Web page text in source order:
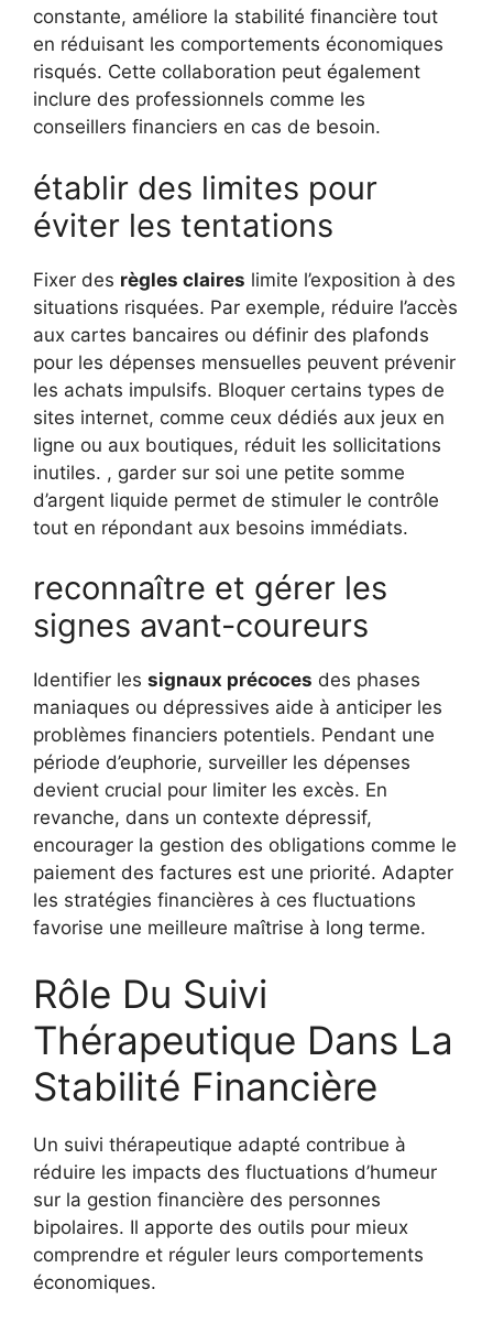
constante, améliore la stabilité financière tout
en réduisant les comportements économiques
risqués. Cette collaboration peut également
inclure des professionnels comme les
conseillers financiers en cas de besoin.
établir des limites pour
éviter les tentations
Fixer des règles claires limite l’exposition à des
situations risquées. Par exemple, réduire l’accès
aux cartes bancaires ou définir des plafonds
pour les dépenses mensuelles peuvent prévenir
les achats impulsifs. Bloquer certains types de
sites internet, comme ceux dédiés aux jeux en
ligne ou aux boutiques, réduit les sollicitations
inutiles. , garder sur soi une petite somme
d’argent liquide permet de stimuler le contrôle
tout en répondant aux besoins immédiats.
reconnaître et gérer les
signes avant-coureurs
Identifier les signaux précoces des phases
maniaques ou dépressives aide à anticiper les
problèmes financiers potentiels. Pendant une
période d’euphorie, surveiller les dépenses
devient crucial pour limiter les excès. En
revanche, dans un contexte dépressif,
encourager la gestion des obligations comme le
paiement des factures est une priorité. Adapter
les stratégies financières à ces fluctuations
favorise une meilleure maîtrise à long terme.
Rôle Du Suivi
Thérapeutique Dans La
Stabilité Financière
Un suivi thérapeutique adapté contribue à
réduire les impacts des fluctuations d’humeur
sur la gestion financière des personnes
bipolaires. Il apporte des outils pour mieux
comprendre et réguler leurs comportements
économiques.